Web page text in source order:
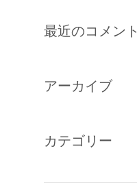
最近のコメント
アーカイブ
カテゴリー